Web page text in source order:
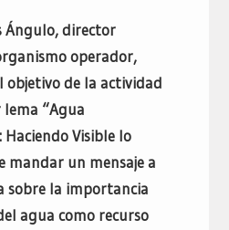
Ángulo, director
operador,
objetivo de la actividad
“Agua
Visible lo
mandar un mensaje a
sobre la importancia
agua como recurso